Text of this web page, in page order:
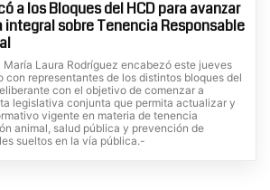
a los Bloques del HCD para avanzar
integral sobre Tenencia Responsable
Laura Rodríguez encabezó este jueves
con representantes de los distintos bloques del
con el objetivo de comenzar a
legislativa conjunta que permita actualizar y
vigente en materia de tenencia
animal, salud pública y prevención de
sueltos en la vía pública.-